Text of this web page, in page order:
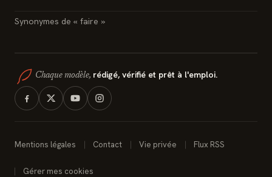
Synonymes de « faire »
Chaque modèle, rédigé, vérifié et prêt à l'emploi.
Mentions légales Contact Vie privée Flux RSS
Gérer mes cookies